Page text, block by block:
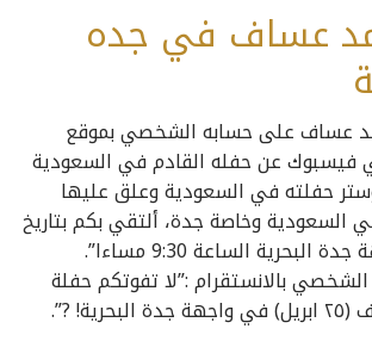
عساف في جده
عساف على حسابه الشخصي بموقع
فيسبوك عن حفله القادم في السعودية
حفلته في السعودية وعلق عليها
السعودية وخاصة جدة، ألتقي بكم بتاريخ
بالانستقرام :”لا تفوتكم حفلة
?”.